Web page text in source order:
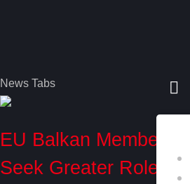
News Tabs
EU Balkan Members
Seek Greater Role